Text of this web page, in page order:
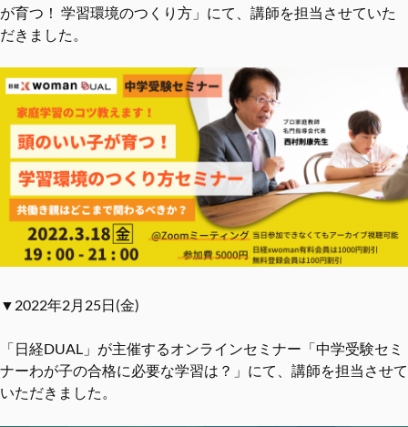
が育つ！ 学習環境のつくり方」にて、講師を担当させていた
だきました。
▼2022年2月25日(金)
「日経DUAL」が主催するオンラインセミナー「中学受験セミ
ナーわが子の合格に必要な学習は？」にて、講師を担当させて
いただきました。